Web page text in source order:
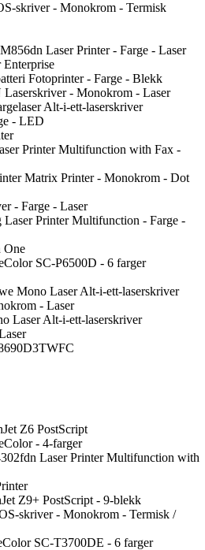
skriver - Monokrom - Termisk
Laser Printer - Farge - Laser
Enterprise
Fotoprinter - Farge - Blekk
- Monokrom - Laser
Alt-i-ett-laserskriver
- LED
Printer Multifunction with Fax -
Matrix Printer - Monokrom - Dot
- Farge - Laser
Printer Multifunction - Farge -
One
SC-P6500D - 6 farger
Mono Laser Alt-i-ett-laserskriver
- Laser
Laser Alt-i-ett-laserskriver
Z6 PostScript
- 4-farger
Laser Printer Multifunction with
Z9+ PostScript - 9-blekk
skriver - Monokrom - Termisk /
SC-T3700DE - 6 farger